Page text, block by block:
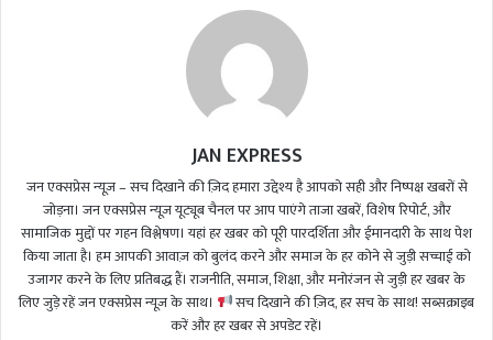
JAN EXPRESS
जन एक्सप्रेस न्यूज़ – सच दिखाने की ज़िद हमारा उद्देश्य है आपको सही और निष्पक्ष खबरों से
जोड़ना। जन एक्सप्रेस न्यूज़ यूट्यूब चैनल पर आप पाएंगे ताजा खबरें, विशेष रिपोर्ट, और
सामाजिक मुद्दों पर गहन विश्लेषण। यहां हर खबर को पूरी पारदर्शिता और ईमानदारी के साथ पेश
किया जाता है। हम आपकी आवाज़ को बुलंद करने और समाज के हर कोने से जुड़ी सच्चाई को
उजागर करने के लिए प्रतिबद्ध हैं। राजनीति, समाज, शिक्षा, और मनोरंजन से जुड़ी हर खबर के
लिए जुड़े रहें जन एक्सप्रेस न्यूज़ के साथ।
सच दिखाने की ज़िद, हर सच के साथ! सब्सक्राइब
करें और हर खबर से अपडेट रहें।